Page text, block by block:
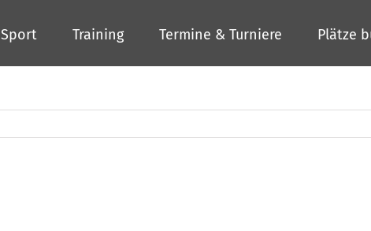
Sport Training Termine & Turniere Plätze